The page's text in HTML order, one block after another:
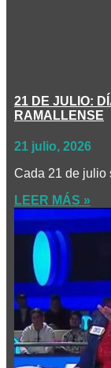
21 DE JULIO:
RAMALLENSE
21 julio, 2026
Cada 21 de julio
LEER MÁS »